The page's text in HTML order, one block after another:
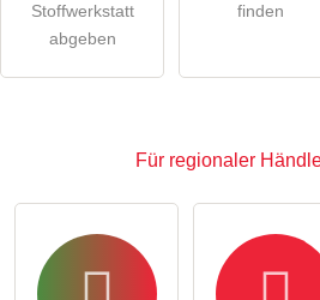
Hinweis:Bitte beachten Sie,
alle Besucher sichtbar
Klicken Sie hier um eine
Stoffwerkstatt
abgeben
finden
Für regionaler